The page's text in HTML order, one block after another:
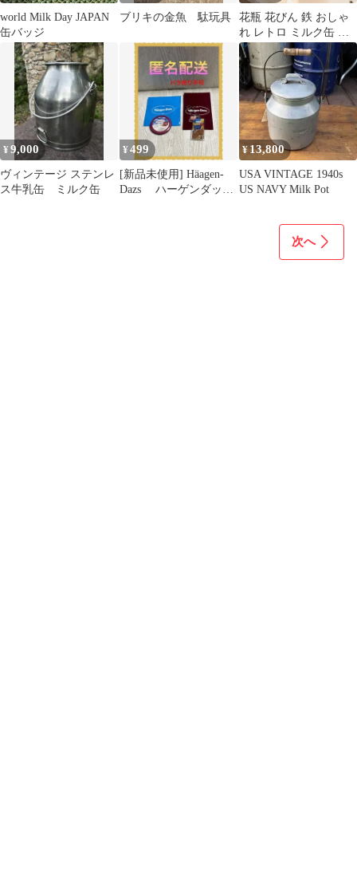
world Milk Day JAPAN
缶バッジ
ブリキの金魚 駄玩具
花瓶 花びん 鉄 おしゃ
れ レトロ ミルク缶 シ
ンプル ヴィンテージ風
インテリア雑貨 花器 生
け花 装飾 玄関 リビン
グ ダイニング ギフト
プレゼント アンティー
ク調A707
¥9,000
ヴィンテージ ステンレ
ス牛乳缶 ミルク缶
¥499
[新品未使用] Häagen-
Dazs ハーゲンダッ
¥13,800
USA VINTAGE 1940s
US NAVY Milk Pot
次へ